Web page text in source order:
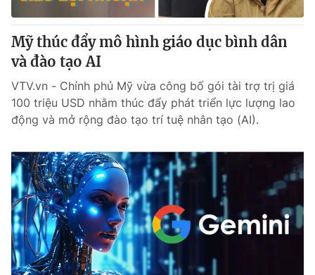
Tổng Biên tập:Vũ Thanh Thủy
Phó Tổng Biên tập:Nguyễn Thị Mỹ Hạnh, Phạm Quốc Thắng,
Nguyễn Trọng Ninh
Tổng đài VTV:024.38 355 931 - 024.38 355 932
Ðiện thoại Thời báo VTV:
024.66 897 897
Email:toasoan@vtv.vn
Liên hệ quảng cáo:024-7300.7108
Mỹ thúc đẩy mô hình giáo dục bình dân
và đào tạo AI
VTV.vn - Chính phủ Mỹ vừa công bố gói tài trợ trị giá
100 triệu USD nhằm thúc đẩy phát triển lực lượng lao
động và mở rộng đào tạo trí tuệ nhân tạo (AI).